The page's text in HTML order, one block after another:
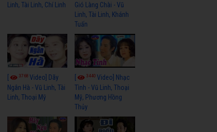
Linh, Tài Linh, Chí Linh
Gió Làng Chài - Vũ
Linh, Tài Linh, Khánh
Tuấn
3768 Video] Dãy
Ngân Hà - Vũ Linh, Tài
Linh, Thoại Mỹ
3440Video] Nhạc
Tình - Vũ Linh, Thoại
Mỹ, Phương Hồng
Thủy